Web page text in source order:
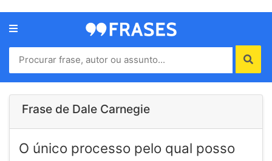
Menu
Home
Autores
de
Frase de Dale Carnegie
O único processo pelo qual posso